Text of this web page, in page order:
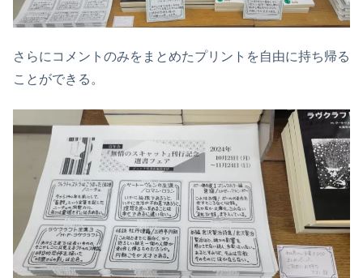
さらにコメントのみをまとめたプリントを自由に持ち帰る
ことができる。